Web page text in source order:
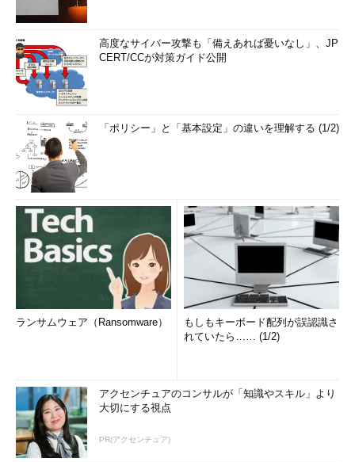
高度なサイバー攻撃も「備えあれば憂いなし」、JP
CERT/CCが対策ガイド公開
「ポリシー」と「基本設定」の違いを理解する (1/2)
ランサムウェア（Ransomware）
もしもキーボード配列が誤認識さ
れていたら…… (1/2)
アクセンチュアのコンサルが「知識やスキル」より
大切にする視点
PR(アクセンチュア)